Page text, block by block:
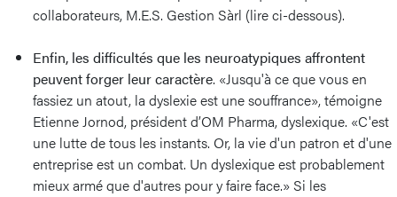
collaborateurs, M.E.S. Gestion Sàrl (lire ci-dessous).
Enfin, les difficultés que les neuroatypiques affrontent
peuvent forger leur caractère. «Jusqu'à ce que vous en
fassiez un atout, la dyslexie est une souffrance», témoigne
Etienne Jornod, président d’OM Pharma, dyslexique. «C'est
une lutte de tous les instants. Or, la vie d'un patron et d'une
entreprise est un combat. Un dyslexique est probablement
mieux armé que d'autres pour y faire face.» Si les